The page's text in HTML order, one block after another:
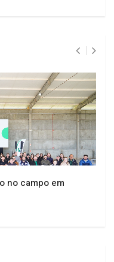
no campo em